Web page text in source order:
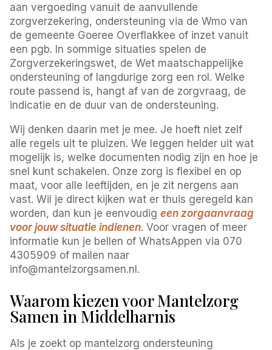
aan vergoeding vanuit de aanvullende
zorgverzekering, ondersteuning via de Wmo van
de gemeente Goeree Overflakkee of inzet vanuit
een pgb. In sommige situaties spelen de
Zorgverzekeringswet, de Wet maatschappelijke
ondersteuning of langdurige zorg een rol. Welke
route passend is, hangt af van de zorgvraag, de
indicatie en de duur van de ondersteuning.
Wij denken daarin met je mee. Je hoeft niet zelf
alle regels uit te pluizen. We leggen helder uit wat
mogelijk is, welke documenten nodig zijn en hoe je
snel kunt schakelen. Onze zorg is flexibel en op
maat, voor alle leeftijden, en je zit nergens aan
vast. Wil je direct kijken wat er thuis geregeld kan
worden, dan kun je eenvoudigeen zorgaanvraag
voor jouw situatie indienen. Voor vragen of meer
informatie kun je bellen of WhatsAppen via 070
4305909 of mailen naar
info@mantelzorgsamen.nl.
Waarom kiezen voor Mantelzorg
Samen in Middelharnis
Als je zoekt op mantelzorg ondersteuning